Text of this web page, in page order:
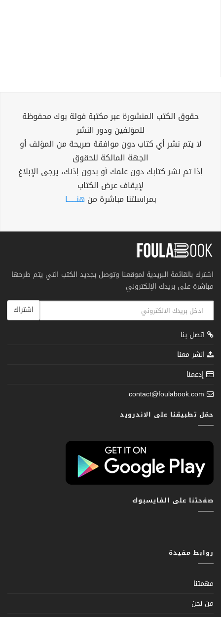
حقوق الكتب المنشورة عبر مكتبة فولة بوك محفوظة
للمؤلفين ودور النشر
لا يتم نشر أي كتاب دون موافقة صريحة من المؤلف أو
الجهة المالكة للحقوق
إذا تم نشر كتابك دون علمك أو بدون إذنك، يرجى الإبلاغ
لإيقاف عرض الكتاب
بمراسلتنا مباشرة من هنــــــا
اشترك بالقائمة البريدية لموقعنا وتوصل بجديد الكتب التي يتم طرحها
مباشرة على بريدك الإلكتروني
اشتراك
اتصل بنا
انشر معنا
إدعمنا
contact@foulabook.com
حمّل تطبيقنا على الاندرويد
صفحتنا على الفايسبوك
روابط مفيدة
مهمتنا
من نحن